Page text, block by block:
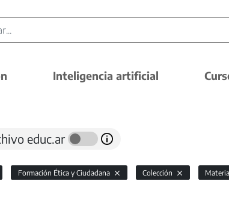
Inteligencia artificial
educ.ar
Formación Ética y Ciudadana Colección